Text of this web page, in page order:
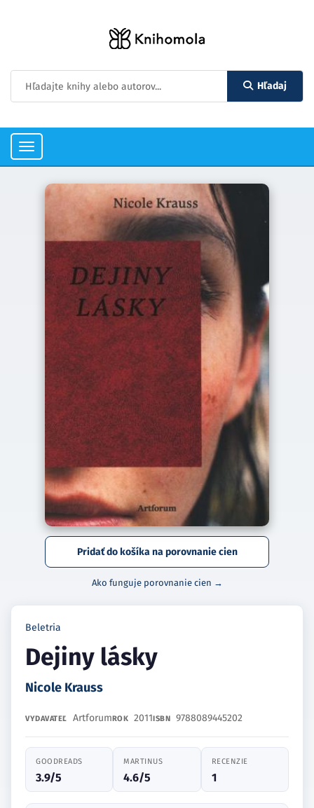
Hľadaj
Toggle
navigation
Pridať do košíka na porovnanie cien
Ako funguje porovnanie cien →
Beletria
Dejiny lásky
Nicole Krauss
VYDAVATEĽ ArtforumROK 2011ISBN 9788089445202
GOODREADS
3.9/5
MARTINUS
4.6/5
RECENZIE
1